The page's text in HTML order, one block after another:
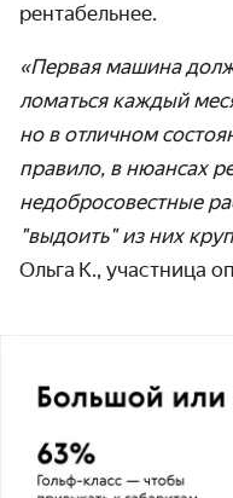
рентабельнее.
«Первая машина
ломаться каждый
но в отличном
правило, в нюансах
недобросовестные
"выдоить" из них
Ольга К., участница